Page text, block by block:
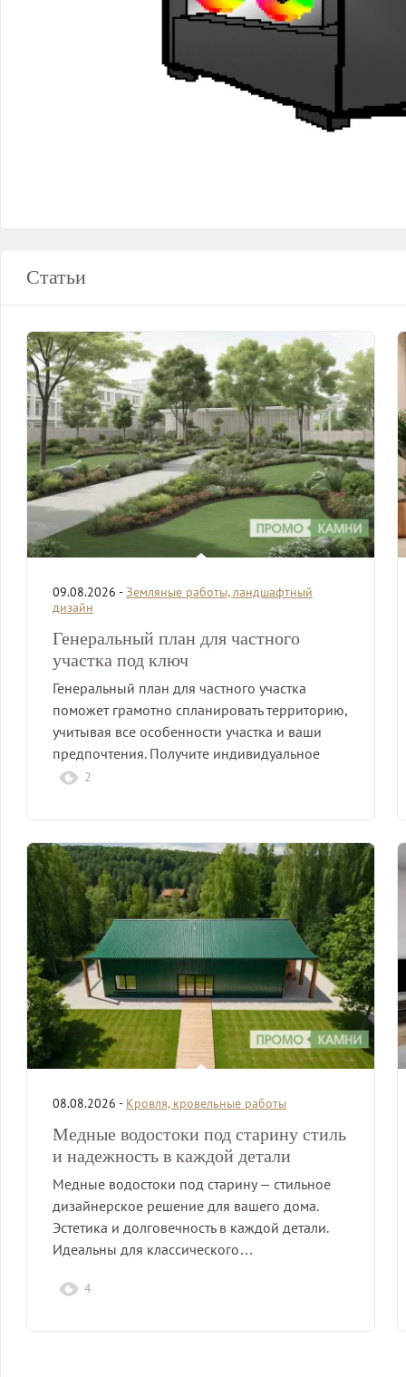
Статьи
09.08.2026 -Земляные работы, ландшафтный
дизайн
Генеральный план для частного
участка под ключ
Генеральный план для частного участка
поможет грамотно спланировать территорию,
учитывая все особенности участка и ваши
предпочтения. Получите индивидуальное
решение для…
2
08.08.2026 - Кровля, кровельные работы
Медные водостоки под старину стиль
и надежность в каждой детали
Медные водостоки под старину — стильное
дизайнерское решение для вашего дома.
Эстетика и долговечность в каждой детали.
Идеальны для классического…
4